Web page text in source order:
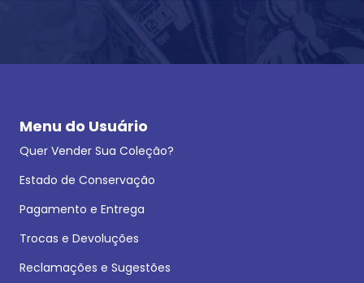
Menu do Usuário
Quer Vender Sua Coleção?
Estado de Conservação
Pagamento e Entrega
Trocas e Devoluções
Reclamações e Sugestões